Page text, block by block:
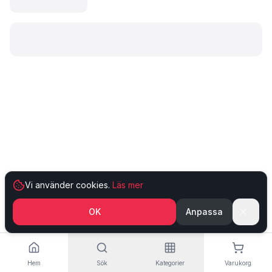
Hem Sök Kategorier Varukorg
Vi använder cookies. Läs mer
OK Anpassa